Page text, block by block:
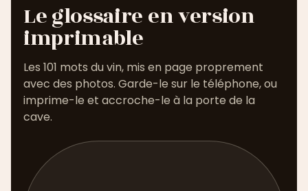
Le glossaire en version
imprimable
Les 101 mots du vin, mis en page proprement
avec des photos. Garde-le sur le téléphone, ou
imprime-le et accroche-le à la porte de la
cave.
Société
Adresse email